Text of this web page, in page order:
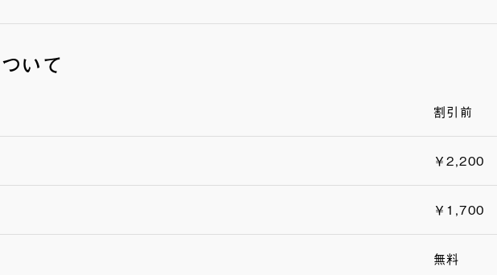
いて
割引前
￥2,200
￥1,700
無料